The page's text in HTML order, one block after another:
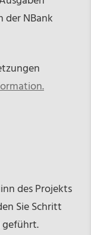
NBank
des Projekts
Sie Schritt